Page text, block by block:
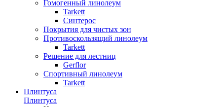
Гомогенный линолеум
Tarkett
Синтерос
Покрытия для чистых зон
Противоскользящий линолеум
Tarkett
Решение для лестниц
Gerflor
Спортивный линолеум
Tarkett
Плинтуса
Плинтуса